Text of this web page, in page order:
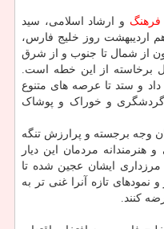
فرهنگ و ارشاد اسلامی، سید
اردیبهشت روز خلیج فارس،
از شمال تا جنوب و از شرق
برخاسته از این خطه است.
و ستد تا عرصه های متنوع
و خوراک و پوشاک
وجه برجسته و پرارزش تنگه
مردمان این دیار
ایشان عجین شده تا
نمودهای تازه آنرا غنی تر به
کنند.